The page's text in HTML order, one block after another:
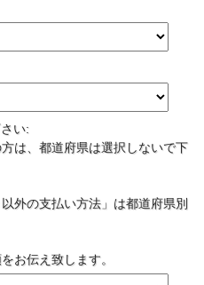
い:
は、都道府県は選択しないで下
外の支払い方法」は都道府県別
お伝え致します。